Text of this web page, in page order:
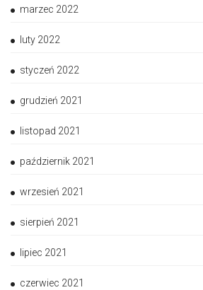
marzec 2022
luty 2022
styczeń 2022
grudzień 2021
listopad 2021
październik 2021
wrzesień 2021
sierpień 2021
lipiec 2021
czerwiec 2021